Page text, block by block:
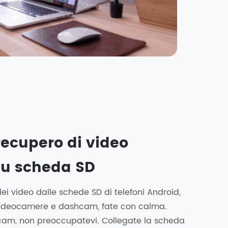
di video
scheda SD
video dalle schede SD di telefoni Android,
e dashcam, fate con calma.
non preoccupatevi. Collegate la scheda